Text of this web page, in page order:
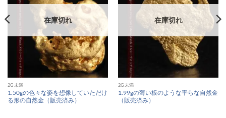
在庫切れ
2G未満
1.50gの色々な姿を想像していただけ
る形の自然金（販売済み）
在庫切れ
2G未満
1.99gの薄い板のような平らな自然金
（販売済み）